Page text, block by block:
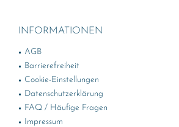
INFORMATIONEN
AGB
Barrierefreiheit
Cookie-Einstellungen
Datenschutzerklärung
FAQ / Häufige Fragen
Impressum